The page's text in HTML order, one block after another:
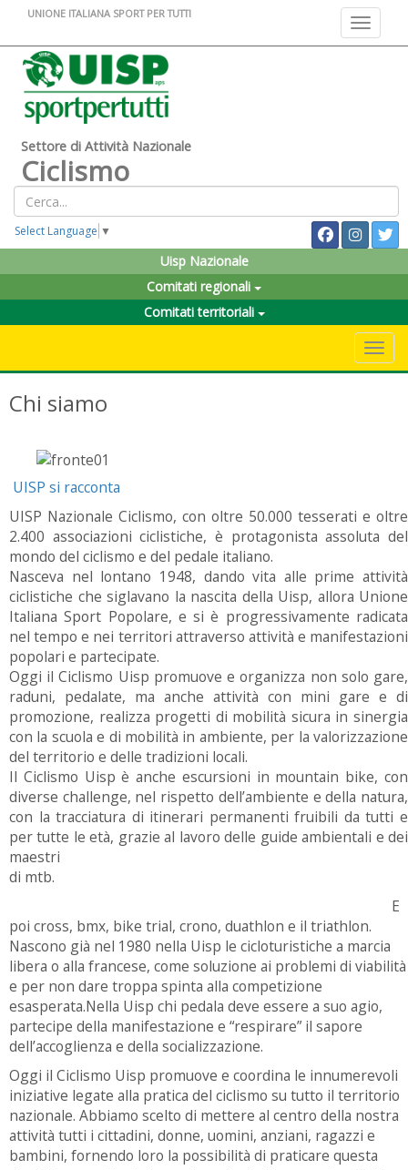
Toggle
UNIONE ITALIANA SPORT PER TUTTI
Settore di Attività Nazionale
Ciclismo
Select Language ▼
Uisp Nazionale
Comitati regionali
Comitati territoriali
Chi siamo
UISP si racconta
UISP Nazionale Ciclismo, con oltre 50.000 tesserati e oltre
2.400 associazioni ciclistiche, è protagonista assoluta del
mondo del ciclismo e del pedale italiano.
Nasceva nel lontano 1948, dando vita alle prime attività
ciclistiche che siglavano la nascita della Uisp, allora Unione
Italiana Sport Popolare, e si è progressivamente radicata
nel tempo e nei territori attraverso attività e manifestazioni
popolari e partecipate.
Oggi il Ciclismo Uisp promuove e organizza non solo gare,
raduni, pedalate, ma anche attività con mini gare e di
promozione, realizza progetti di mobilità sicura in sinergia
con la scuola e di mobilità in ambiente, per la valorizzazione
del territorio e delle tradizioni locali.
Il Ciclismo Uisp è anche escursioni in mountain bike, con
diverse challenge, nel rispetto dell’ambiente e della natura,
con la tracciatura di itinerari permanenti fruibili da tutti e
per tutte le età, grazie al lavoro delle guide ambientali e dei
maestri
di mtb.
E
poi cross, bmx, bike trial, crono, duathlon e il triathlon.
Nascono già nel 1980 nella Uisp le cicloturistiche a marcia
libera o alla francese, come soluzione ai problemi di viabilità
e per non dare troppa spinta alla competizione
esasperata.Nella Uisp chi pedala deve essere a suo agio,
partecipe della manifestazione e “respirare” il sapore
dell’accoglienza e della socializzazione.
Oggi il Ciclismo Uisp promuove e coordina le innumerevoli
iniziative legate alla pratica del ciclismo su tutto il territorio
nazionale. Abbiamo scelto di mettere al centro della nostra
attività tutti i cittadini, donne, uomini, anziani, ragazzi e
bambini, fornendo loro la possibilità di praticare questa